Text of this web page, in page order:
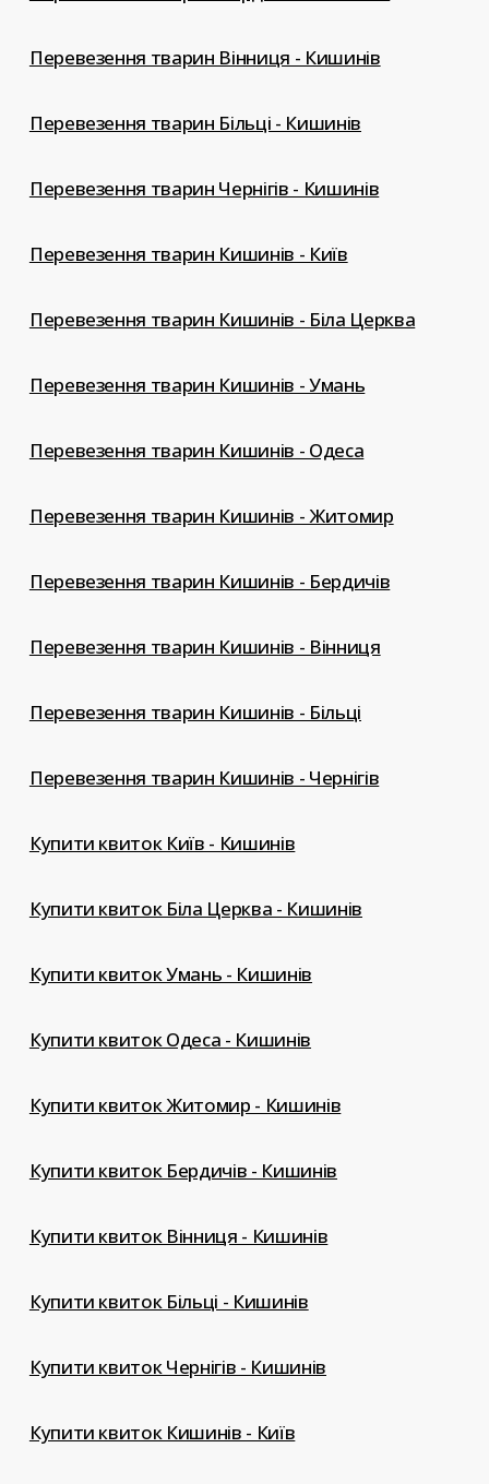
Перевезення тварин Вінниця - Кишинів
Перевезення тварин Більці - Кишинів
Перевезення тварин Чернігів - Кишинів
Перевезення тварин Кишинів - Київ
Перевезення тварин Кишинів - Біла Церква
Перевезення тварин Кишинів - Умань
Перевезення тварин Кишинів - Одеса
Перевезення тварин Кишинів - Житомир
Перевезення тварин Кишинів - Бердичів
Перевезення тварин Кишинів - Вінниця
Перевезення тварин Кишинів - Більці
Перевезення тварин Кишинів - Чернігів
Купити квиток Київ - Кишинів
Купити квиток Біла Церква - Кишинів
Купити квиток Умань - Кишинів
Купити квиток Одеса - Кишинів
Купити квиток Житомир - Кишинів
Купити квиток Бердичів - Кишинів
Купити квиток Вінниця - Кишинів
Купити квиток Більці - Кишинів
Купити квиток Чернігів - Кишинів
Купити квиток Кишинів - Київ